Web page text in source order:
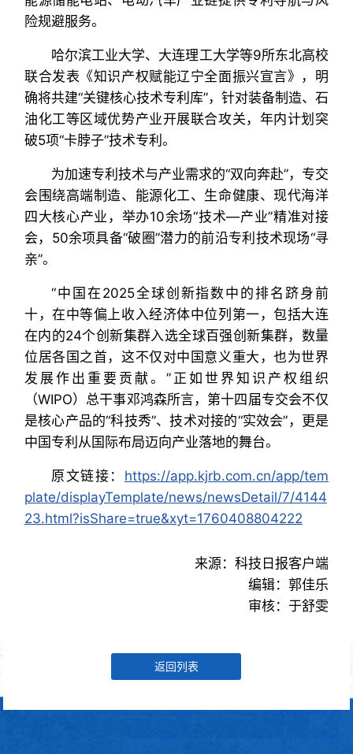
险规避服务。
哈尔滨工业大学、大连理工大学等9所东北高校
联合发表《知识产权赋能辽宁全面振兴宣言》，明
确将共建“关键核心技术专利库”，针对装备制造、石
油化工等区域优势产业开展联合攻关，年内计划突
破5项“卡脖子”技术专利。
为加速专利技术与产业需求的“双向奔赴”，专交
会围绕高端制造、能源化工、生命健康、现代海洋
四大核心产业，举办10余场“技术—产业”精准对接
会，50余项具备“破圈”潜力的前沿专利技术现场“寻
亲”。
“中国在2025全球创新指数中的排名跻身前
十，在中等偏上收入经济体中位列第一，包括大连
在内的24个创新集群入选全球百强创新集群，数量
位居各国之首，这不仅对中国意义重大，也为世界
发展作出重要贡献。”正如世界知识产权组织
（WIPO）总干事邓鸿森所言，第十四届专交会不仅
是核心产品的“科技秀”、技术对接的“实效会”，更是
中国专利从国际布局迈向产业落地的舞台。
原文链接： https://app.kjrb.com.cn/app/tem
plate/displayTemplate/news/newsDetail/7/4144
23.html?isShare=true&xyt=1760408804222
来源：科技日报客户端
编辑：郭佳乐
审核：于舒雯
返回列表